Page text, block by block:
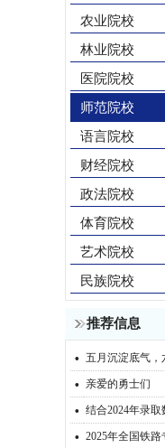
农业院校
林业院校
医院院校
师范院校
语言院校
财经院校
政法院校
体育院校
艺术院校
民族院校
推荐信息
· 五月沉淀底气，
· 亲爱的勇士们
· 结合2024年录取
· 2025年全国铁